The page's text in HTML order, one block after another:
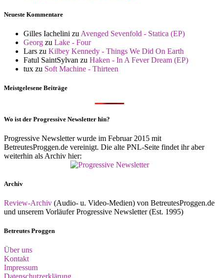
Neueste Kommentare
Gilles Iachelini zu Avenged Sevenfold - Statica (EP)
Georg zu Lake - Four
Lars zu Kilbey Kennedy - Things We Did On Earth
Fatul SaintSylvan zu Haken - In A Fever Dream (EP)
tux zu Soft Machine - Thirteen
Meistgelesene Beiträge
Wo ist der Progressive Newsletter hin?
Progressive Newsletter wurde im Februar 2015 mit
BetreutesProggen.de vereinigt. Die alte PNL-Seite findet ihr aber
weiterhin als Archiv hier:
Archiv
Review-Archiv (Audio- u. Video-Medien) von BetreutesProggen.de
und unserem Vorläufer Progressive Newsletter (Est. 1995)
Betreutes Proggen
Über uns
Kontakt
Impressum